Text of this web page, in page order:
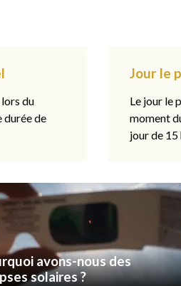
du
durée de
Jour le
Le jour le
moment
jour de 15
avons-nous des
solaires ?